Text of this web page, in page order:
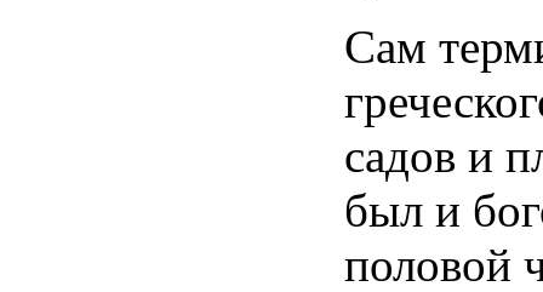
Сам
садов и
был и
половой